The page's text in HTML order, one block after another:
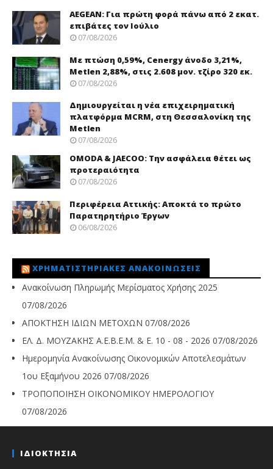
AEGEAN: Για πρώτη φορά πάνω από 2 εκατ.
επιβάτες τον Ιούλιο
07/08/2026
Με πτώση 0,59%, Cenergy άνοδο 3,21%,
Metlen 2,88%, στις 2.608 μον. τζίρο 320 εκ.
07/08/2026
Δημιουργείται η νέα επιχειρηματική
πλατφόρμα MCRM, στη Θεσσαλονίκη της
Metlen
07/08/2026
OMODA & JAECOO: Την ασφάλεια θέτει ως
προτεραιότητα
07/08/2026
Περιφέρεια Αττικής: Αποκτά το πρώτο
Παρατηρητήριο Έργων
06/08/2026
ΧΡΗΜΑΤΙΣΤΗΡΙΑΚΈΣ ΑΝΑΚΟΙΝΏΣΕΙΣ
Ανακοίνωση Πληρωμής Μερίσματος Χρήσης 2025
07/08/2026
ΑΠΟΚΤΗΣΗ ΙΔΙΩΝ ΜΕΤΟΧΩΝ 07/08/2026
ΕΛ. Δ. ΜΟΥΖΑΚΗΣ Α.Ε.Β.Ε.Μ. & Ε. 10 - 08 - 2026 07/08/2026
Ημερομηνία Ανακοίνωσης Οικονομικών Αποτελεσμάτων
1ου Εξαμήνου 2026 07/08/2026
ΤΡΟΠΟΠΟΙΗΣΗ ΟΙΚΟΝΟΜΙΚΟΥ ΗΜΕΡΟΛΟΓΙΟΥ
07/08/2026
ΙΔΙΟΚΤΗΣΙΑ